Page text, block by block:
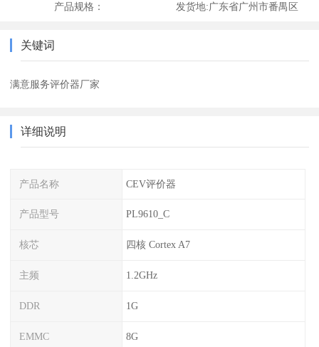
产品规格： 发货地:广东省广州市番禺区
关键词
满意服务评价器厂家
详细说明
产品名称 CEV评价器
产品型号 PL9610_C
核芯 四核 Cortex A7
主频 1.2GHz
DDR 1G
EMMC 8G